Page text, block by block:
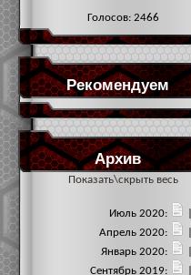
Голосов: 2466
Рекомендуем
Архив
Показать\скрыть весь
Июль 2020:
Апрель 2020:
Январь 2020:
Сентябрь 2019: